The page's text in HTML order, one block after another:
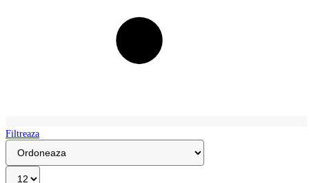
Filtreaza